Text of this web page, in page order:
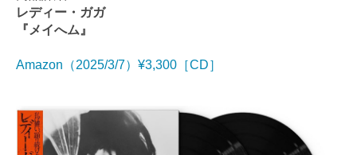
レディー・ガガ
『メイへム』
Amazon（2025/3/7）¥3,300［CD］